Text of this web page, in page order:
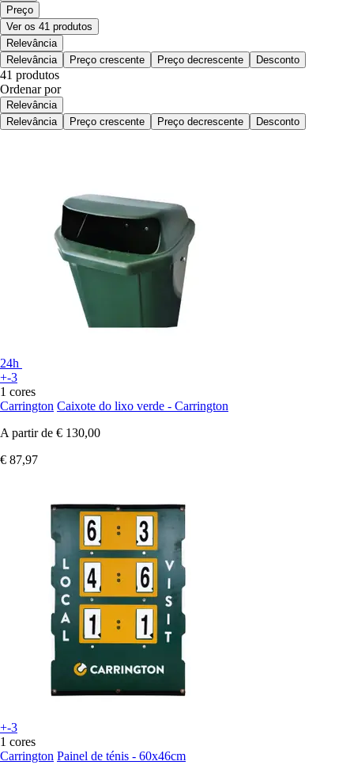
Preço
Ver os 41 produtos
Relevância
Relevância
Preço crescente Preço decrescente Desconto
41 produtos
Ordenar por
Relevância
Relevância
Preço crescente Preço decrescente Desconto
24h
+-3
1 cores
Carrington Caixote do lixo verde - Carrington
A partir de € 130,00
€ 87,97
+-3
1 cores
Carrington Painel de ténis - 60x46cm